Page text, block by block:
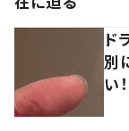
ド
別
い